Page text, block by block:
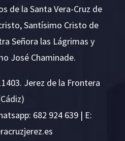
de la Santa Vera-Cruz de
Santísimo Cristo de
Señora las Lágrimas y
José Chaminade.
Jerez de la Frontera
682 924 639 | E:
se.ze
rejzu